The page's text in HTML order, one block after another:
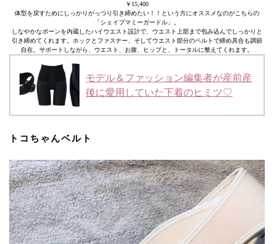
￥15,400
体型を戻すためにしっかりがっつり引き締めたい！！という方にオススメなのがこちらの
「シェイプマミーガードル」。
しなやかなボーンを内蔵したハイウエスト設計で、ウエスト上部まで包み込んでしっかりと
引き締めてくれます。ホックとファスナー、そしてウエスト部分のベルトで締め具合も調節
自在。サポートしながら、ウエスト、お腹、ヒップと、トータルに整えてくれます。
モデル＆ファッション編集者が産前産
後に愛用していた下着のヒミツ♡
トコちゃんベルト